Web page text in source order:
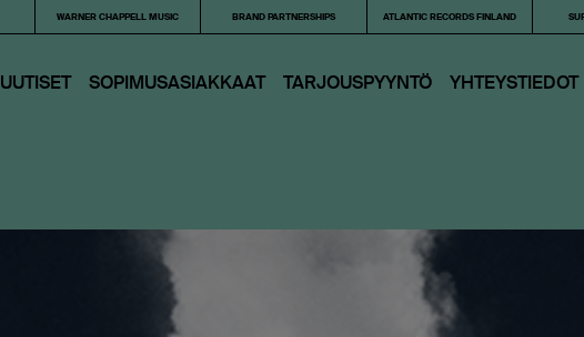
WARNER CHAPPELL MUSIC BRAND PARTNERSHIPS ATLANTIC RECORDS FINLAND
UUTISET SOPIMUSASIAKKAAT TARJOUS­PYYNTÖ YHTEYSTIEDOT